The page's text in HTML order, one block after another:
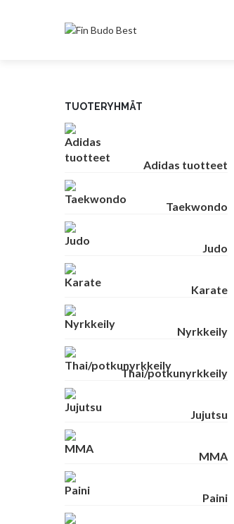
TUOTERYHMÄT
Adidas tuotteet
Taekwondo
Judo
Karate
Nyrkkeily
Thai/potkunyrkkeily
Jujutsu
MMA
Paini